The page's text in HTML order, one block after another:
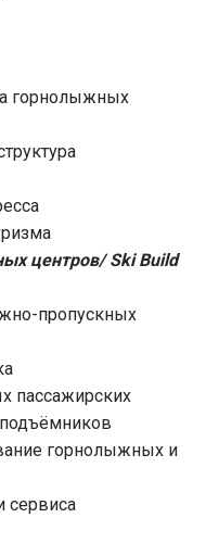
горнолыжных
центров/Ski Build
пропускных
пассажирских
горнолыжных и
сервиса